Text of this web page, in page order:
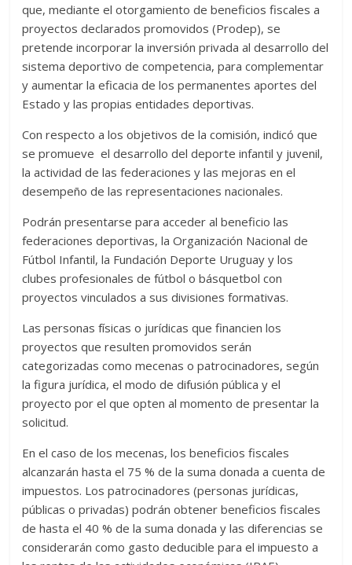
que, mediante el otorgamiento de beneficios fiscales a
proyectos declarados promovidos (Prodep), se
pretende incorporar la inversión privada al desarrollo del
sistema deportivo de competencia, para complementar
y aumentar la eficacia de los permanentes aportes del
Estado y las propias entidades deportivas.
Con respecto a los objetivos de la comisión, indicó que
se promueve el desarrollo del deporte infantil y juvenil,
la actividad de las federaciones y las mejoras en el
desempeño de las representaciones nacionales.
Podrán presentarse para acceder al beneficio las
federaciones deportivas, la Organización Nacional de
Fútbol Infantil, la Fundación Deporte Uruguay y los
clubes profesionales de fútbol o básquetbol con
proyectos vinculados a sus divisiones formativas.
Las personas físicas o jurídicas que financien los
proyectos que resulten promovidos serán
categorizadas como mecenas o patrocinadores, según
la figura jurídica, el modo de difusión pública y el
proyecto por el que opten al momento de presentar la
solicitud.
En el caso de los mecenas, los beneficios fiscales
alcanzarán hasta el 75 % de la suma donada a cuenta de
impuestos. Los patrocinadores (personas jurídicas,
públicas o privadas) podrán obtener beneficios fiscales
de hasta el 40 % de la suma donada y las diferencias se
considerarán como gasto deducible para el impuesto a